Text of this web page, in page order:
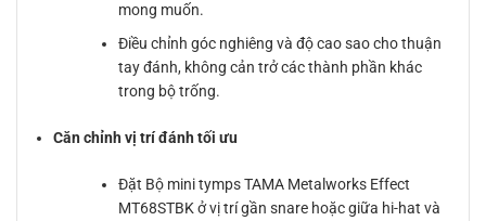
mong muốn.
Điều chỉnh góc nghiêng và độ cao sao cho thuận
tay đánh, không cản trở các thành phần khác
trong bộ trống.
Căn chỉnh vị trí đánh tối ưu
Đặt Bộ mini tymps TAMA Metalworks Effect
MT68STBK ở vị trí gần snare hoặc giữa hi-hat và